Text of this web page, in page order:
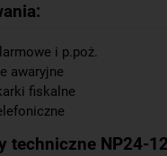
i p.poż.
awaryjne
fiskalne
techniczne NP24-